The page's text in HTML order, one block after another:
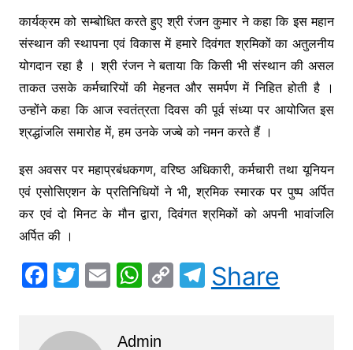
कार्यक्रम को सम्बोधित करते हुए श्री रंजन कुमार ने कहा कि इस महान
संस्थान की स्थापना एवं विकास में हमारे दिवंगत श्रमिकों का अतुलनीय
योगदान रहा है । श्री रंजन ने बताया कि किसी भी संस्थान की असल
ताकत उसके कर्मचारियों की मेहनत और समर्पण में निहित होती है ।
उन्होंने कहा कि आज स्वतंत्रता दिवस की पूर्व संध्या पर आयोजित इस
श्रद्धांजलि समारोह में, हम उनके जज्बे को नमन करते हैं ।
इस अवसर पर महाप्रबंधकगण, वरिष्ठ अधिकारी, कर्मचारी तथा यूनियन
एवं एसोसिएशन के प्रतिनिधियों ने भी, श्रमिक स्मारक पर पुष्प अर्पित
कर एवं दो मिनट के मौन द्वारा, दिवंगत श्रमिकों को अपनी भावांजलि
अर्पित की ।
F
c
T
itt
E W C T
el
Share
Admin